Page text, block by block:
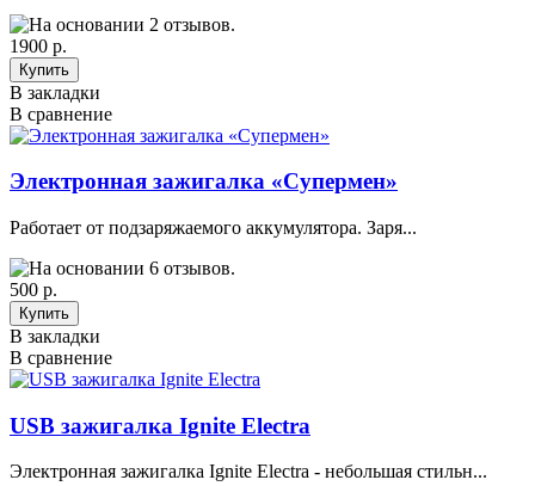
1900 р.
В закладки
В сравнение
Электронная зажигалка «Супермен»
Работает от подзаряжаемого аккумулятора. Заря...
500 р.
В закладки
В сравнение
USB зажигалка Ignite Electra
Электронная зажигалка Ignite Electra - небольшая стильн...